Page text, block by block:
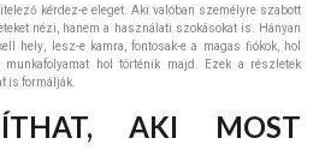
kérdez-e eleget. Aki valóban személyre szabott
nézi, hanem a használati szokásokat is. Hányan
hely, lesz-e kamra, fontosak-e a magas fiókok, hol
hol történik majd. Ezek a részletek
is formálják.
AKI MOST